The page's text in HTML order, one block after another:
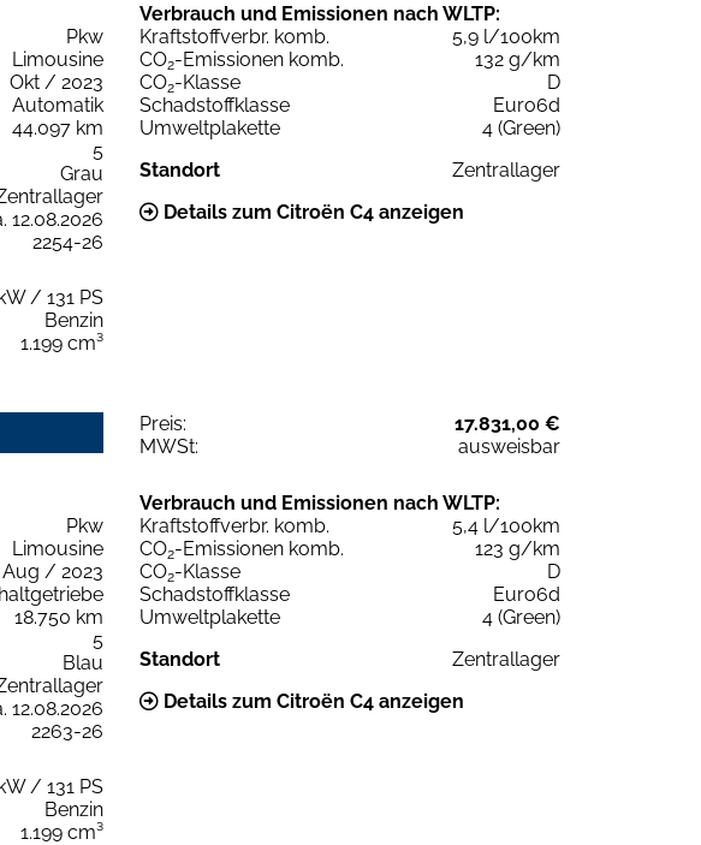
Pkw
Limousine
Okt / 2023
Automatik
44.097 km
5
Grau
12.08.2026
2254-26
/ 131 PS
Benzin
1.199 cm³
Verbrauch und Emissionen nach WLTP:
Kraftstoffverbr. komb.
5,9 l/100km
CO2-Emissionen komb.
132 g/km
CO2-Klasse
D
Schadstoffklasse
Euro6d
Umweltplakette
4 (Green)
Standort
Zentrallager
Details zum Citroën C4 anzeigen
Preis:
17.831,00 €
MWSt:
ausweisbar
Pkw
Limousine
Aug / 2023
18.750 km
5
Blau
12.08.2026
2263-26
/ 131 PS
Benzin
1.199 cm³
Verbrauch und Emissionen nach WLTP:
Kraftstoffverbr. komb.
5,4 l/100km
CO2-Emissionen komb.
123 g/km
CO2-Klasse
D
Schadstoffklasse
Euro6d
Umweltplakette
4 (Green)
Standort
Zentrallager
Details zum Citroën C4 anzeigen